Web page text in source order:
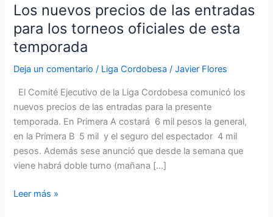
Los nuevos precios de las entradas
para los torneos oficiales de esta
temporada
Deja un comentario / Liga Cordobesa /Javier Flores
El Comité Ejecutivo de la Liga Cordobesa comunicó los
nuevos precios de las entradas para la presente
temporada. En Primera A costará 6 mil pesos la general,
en la Primera B 5 mil y el seguro del espectador 4 mil
pesos. Además sese anunció que desde la semana que
viene habrá doble turno (mañana […]
precios
de
las
entradas
para
torneos
oficiales
de
esta
temporada
Leer más »